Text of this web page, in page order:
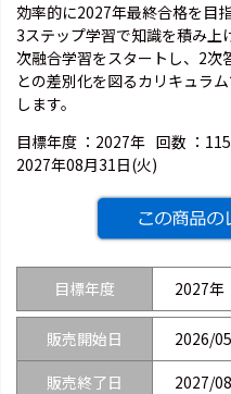
効率的に2027年最終合格を目
3ステップ学習で知識を積み上
次融合学習をスタートし、2次
との差別化を図るカリキュラ
します。
目標年度 ： 2027年 回数 ： 115
2027年08月31日(火)
目標年度 2027年
販売開始日
2026/
販売終了日
2027/